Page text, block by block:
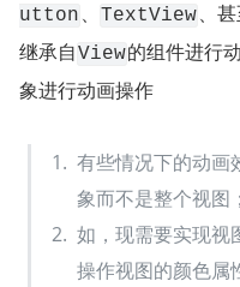
utton 、 TextView、
继承自View的组件进行
象进行动画操作
有些情况下的动画
象而不是整个视图；
如，现需要实现视
操作视图的颜色属